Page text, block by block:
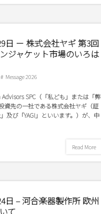
日 － 株式会社ヤギ 第3回
ジャケット市場のいろは
Message 2026
SPC（「私ども」または「弊
資先の一社である株式会社ヤギ（証
及び「YAGI」といいます。）が、中
Read More
日 – 河合楽器製作所 欧州
て